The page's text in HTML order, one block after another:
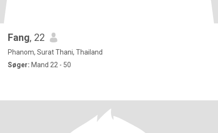
Fang, 22
Phanom, Surat Thani, Thailand
Søger: Mand 22 - 50